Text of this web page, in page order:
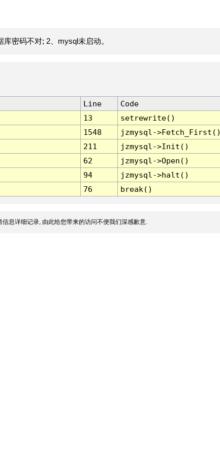
密码不对; 2、mysql未启动。
Line
Code
13
setrewrite()
1548
jzmysql-
211
jzmysql->Init()
62
jzmysql->Open()
94
jzmysql->halt()
76 break()
息详细记录, 由此给您带来的访问不便我们深感歉意.